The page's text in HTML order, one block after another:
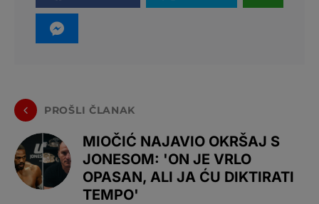
PROŠLI ČLANAK
MIOČIĆ NAJAVIO OKRŠAJ S
JONESOM: 'ON JE VRLO
OPASAN, ALI JA ĆU DIKTIRATI
TEMPO'